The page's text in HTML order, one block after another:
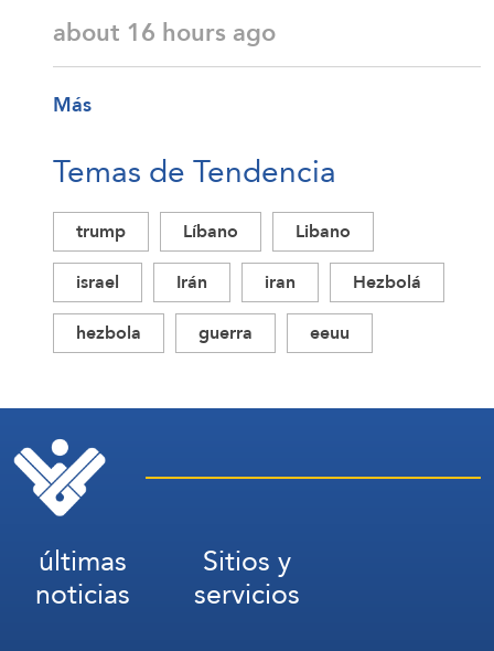
about 16 hours ago
Más
Temas de Tendencia
trump Líbano
Libano
israel
Irán iran
Hezbolá
hezbola
guerra eeuu
últimas
noticias
Sitios y
servicios